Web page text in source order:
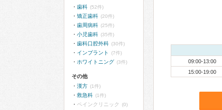
09:00-13:00
15:00-19:00
歯科 (52件)
矯正歯科 (20件)
歯周病科 (25件)
小児歯科 (35件)
歯科口腔外科 (30件)
インプラント (7件)
ホワイトニング (3件)
その他
漢方 (1件)
救急科 (1件)
ペインクリニック (0)